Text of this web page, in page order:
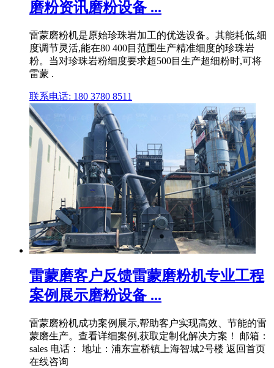
磨粉资讯磨粉设备 ...
雷蒙磨粉机是原始珍珠岩加工的优选设备。其能耗低,细
度调节灵活,能在80 400目范围生产精准细度的珍珠岩
粉。当对珍珠岩粉细度要求超500目生产超细粉时,可将
雷蒙 .
联系电话: 180 3780 8511
雷蒙磨客户反馈雷蒙磨粉机专业工程
案例展示磨粉设备 ...
雷蒙磨粉机成功案例展示,帮助客户实现高效、节能的雷
蒙磨生产。查看详细案例,获取定制化解决方案！ 邮箱：
sales 电话： 地址：浦东宣桥镇上海智城2号楼 返回首页
在线咨询